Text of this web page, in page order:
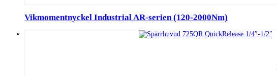
Vikmomentnyckel Industrial AR-serien (120-2000Nm)